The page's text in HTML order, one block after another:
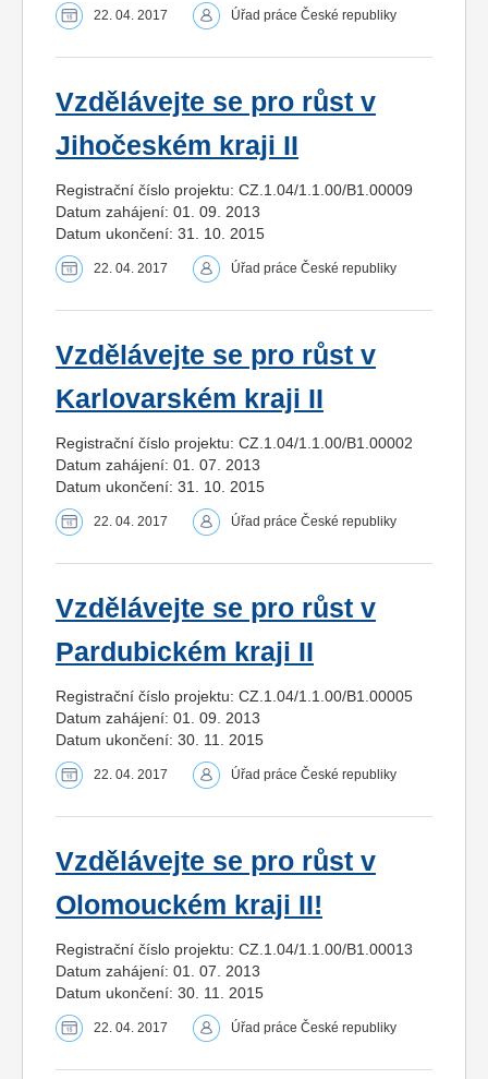
22. 04. 2017 Úřad práce České republiky
Vzdělávejte se pro růst v
Jihočeském kraji II
Registrační číslo projektu: CZ.1.04/1.1.00/B1.00009
Datum zahájení: 01. 09. 2013
Datum ukončení: 31. 10. 2015
22. 04. 2017 Úřad práce České republiky
Vzdělávejte se pro růst v
Karlovarském kraji II
Registrační číslo projektu: CZ.1.04/1.1.00/B1.00002
Datum zahájení: 01. 07. 2013
Datum ukončení: 31. 10. 2015
22. 04. 2017 Úřad práce České republiky
Vzdělávejte se pro růst v
Pardubickém kraji II
Registrační číslo projektu: CZ.1.04/1.1.00/B1.00005
Datum zahájení: 01. 09. 2013
Datum ukončení: 30. 11. 2015
22. 04. 2017 Úřad práce České republiky
Vzdělávejte se pro růst v
Olomouckém kraji II!
Registrační číslo projektu: CZ.1.04/1.1.00/B1.00013
Datum zahájení: 01. 07. 2013
Datum ukončení: 30. 11. 2015
22. 04. 2017 Úřad práce České republiky